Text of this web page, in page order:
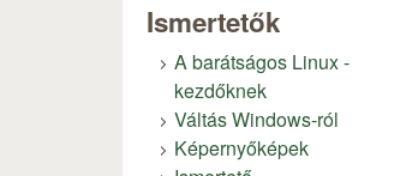
Ismertetők
A barátságos Linux -
kezdőknek
Váltás Windows-ról
Képernyőképek